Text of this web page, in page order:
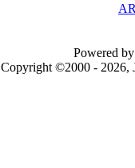
Powered
Copyright ©2000 - 2026,